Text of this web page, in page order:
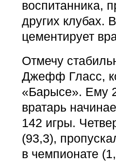
воспитанника,
других клубах.
цементирует
Отмечу
Джефф Гласс,
«Барысе». Ему
вратарь
142 игры.
(93,3),
в чемпионате